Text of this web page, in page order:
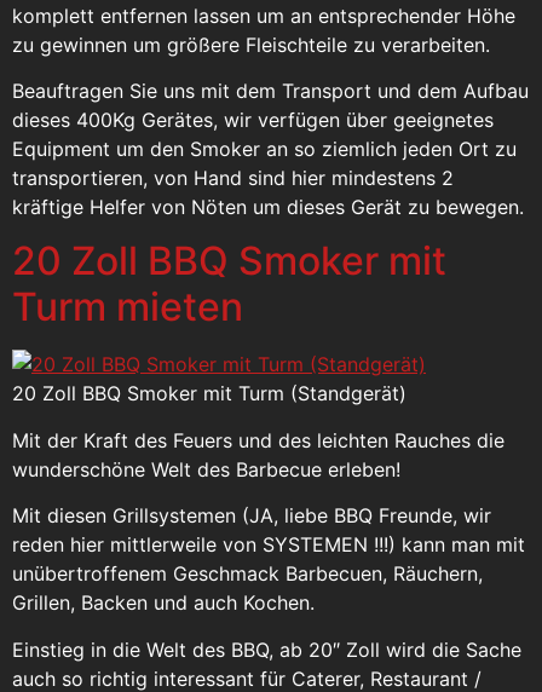
komplett entfernen lassen um an entsprechender Höhe
zu gewinnen um größere Fleischteile zu verarbeiten.
Beauftragen Sie uns mit dem Transport und dem Aufbau
dieses 400Kg Gerätes, wir verfügen über geeignetes
Equipment um den Smoker an so ziemlich jeden Ort zu
transportieren, von Hand sind hier mindestens 2
kräftige Helfer von Nöten um dieses Gerät zu bewegen.
20 Zoll BBQ Smoker mit
Turm mieten
20 Zoll BBQ Smoker mit Turm (Standgerät)
Mit der Kraft des Feuers und des leichten Rauches die
wunderschöne Welt des Barbecue erleben!
Mit diesen Grillsystemen (JA, liebe BBQ Freunde, wir
reden hier mittlerweile von SYSTEMEN !!!) kann man mit
unübertroffenem Geschmack Barbecuen, Räuchern,
Grillen, Backen und auch Kochen.
Einstieg in die Welt des BBQ, ab 20″ Zoll wird die Sache
auch so richtig interessant für Caterer, Restaurant /